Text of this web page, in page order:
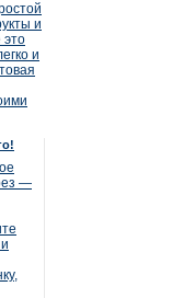
и
это
и
—